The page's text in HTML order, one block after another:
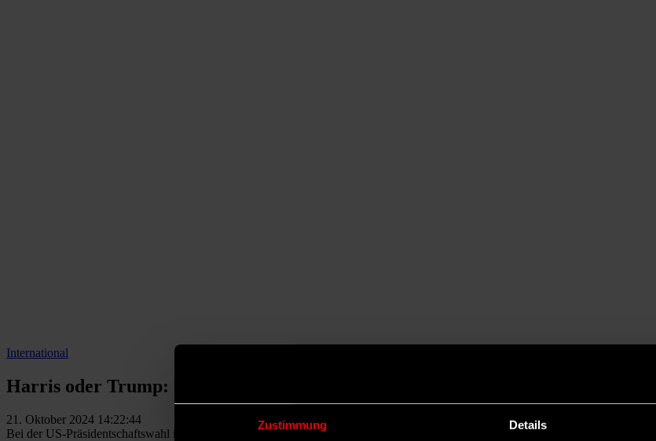
Zustimmung Details
International
Harris oder Trump: Was die US-Präsidentschaftswahl für die Welt bedeutet
21. Oktober 2024 14:22:44
Bei der US-Präsidentschaftswahl im November fällt nicht nur die Entscheidung zwischen Kamala Harris und Donald Trump,